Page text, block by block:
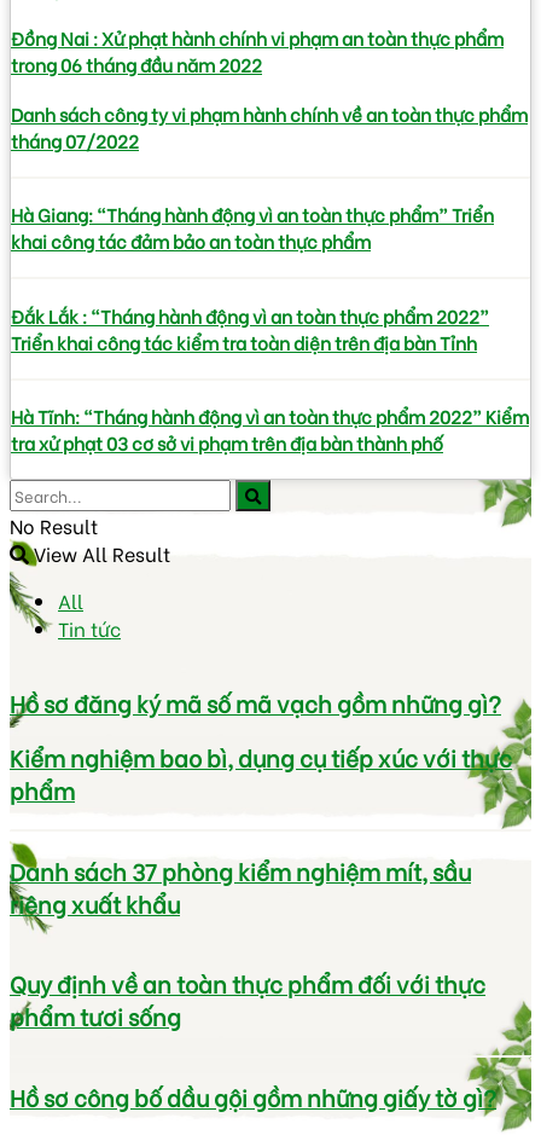
Đồng Nai : Xử phạt hành chính vi phạm an toàn thực phẩm
trong 06 tháng đầu năm 2022
Danh sách công ty vi phạm hành chính về an toàn thực phẩm
tháng 07/2022
Hà Giang: “Tháng hành động vì an toàn thực phẩm” Triển
khai công tác đảm bảo an toàn thực phẩm
Đắk Lắk : “Tháng hành động vì an toàn thực phẩm 2022”
Triển khai công tác kiểm tra toàn diện trên địa bàn Tỉnh
Hà Tĩnh: “Tháng hành động vì an toàn thực phẩm 2022” Kiểm
tra xử phạt 03 cơ sở vi phạm trên địa bàn thành phố
No Result
View All Result
All
Tin tức
Hồ sơ đăng ký mã số mã vạch gồm những gì?
Kiểm nghiệm bao bì, dụng cụ tiếp xúc với thực
phẩm
Danh sách 37 phòng kiểm nghiệm mít, sầu
riêng xuất khẩu
Quy định về an toàn thực phẩm đối với thực
phẩm tươi sống
Hồ sơ công bố dầu gội gồm những giấy tờ gì?